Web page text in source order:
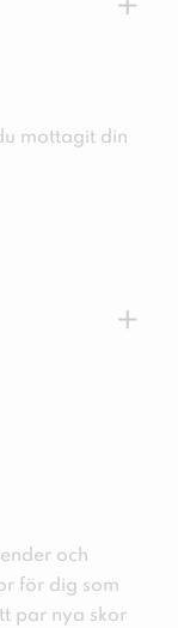
+
mottagit din
+
och
för dig som
par nya skor